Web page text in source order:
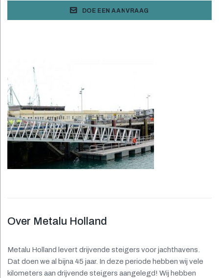
DOE EEN AANVRAAG
Aluminium
loopbruggen
Over Metalu Holland
Metalu Holland levert drijvende steigers voor jachthavens.
Dat doen we al bijna 45 jaar. In deze periode hebben wij vele
kilometers aan drijvende steigers aangelegd! Wij hebben